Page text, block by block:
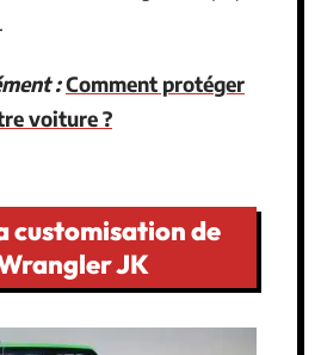
:Comment protéger
voiture ?
customisation de
JK